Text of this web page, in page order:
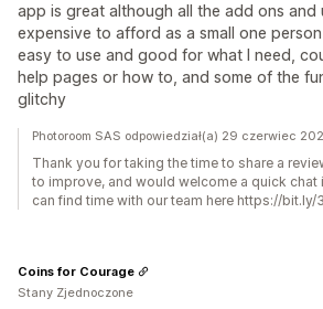
app is great although all the add ons and
expensive to afford as a small one
easy to use and good for what I need,
help pages or how to, and some of the
glitchy
Photoroom SAS odpowiedział(a) 29 czerwiec
Thank you for taking the time to share a
to improve, and would welcome a quick chat
can find time with our team here https://bit.ly/
Coins for Courage
Stany Zjednoczone